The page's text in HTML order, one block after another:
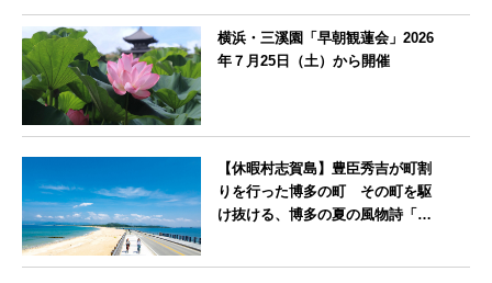
横浜・三溪園「早朝観蓮会」2026
年７月25日（土）から開催
【休暇村志賀島】豊臣秀吉が町割
りを行った博多の町 その町を駆
け抜ける、博多の夏の風物詩「博